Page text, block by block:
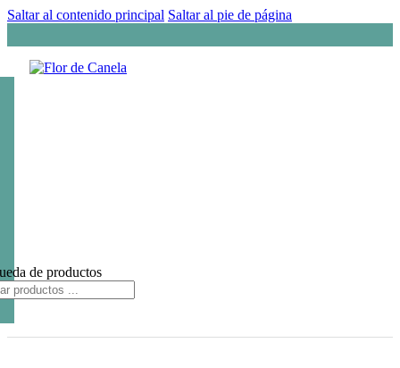
Saltar al contenido principal Saltar al pie de página
de productos